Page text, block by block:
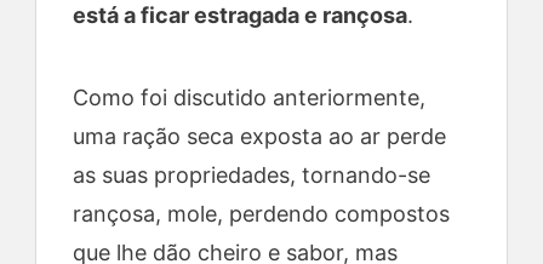
está a ficar estragada e rançosa.
Como foi discutido anteriormente,
uma ração seca exposta ao ar perde
as suas propriedades, tornando-se
rançosa, mole, perdendo compostos
que lhe dão cheiro e sabor, mas